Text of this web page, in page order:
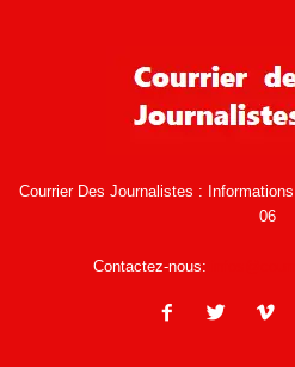
Courrier Des Journalistes :
06
Contactez-nous: